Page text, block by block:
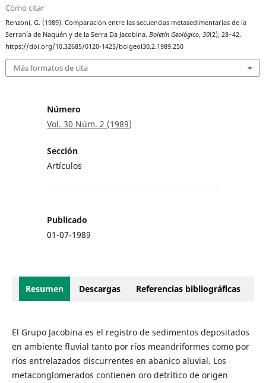
Cómo citar
Renzoni, G. (1989). Comparación entre las secuencias metasedimentarias de la
Serranía de Naquén y de la Serra Da Jacobina.Boletín Geológico,30(2), 28–42.
https://doi.org/10.32685/0120-1425/bolgeol30.2.1989.250
Más formatos de cita
Número
Vol. 30 Núm. 2 (1989)
Sección
Artículos
Publicado
01-07-1989
Resumen Descargas Referencias bibliográficas
El Grupo Jacobina es el registro de sedimentos depositados
en ambiente fluvial tanto por ríos meandriformes como por
ríos entrelazados discurrentes en abanico aluvial. Los
metaconglomerados contienen oro detrítico de origen